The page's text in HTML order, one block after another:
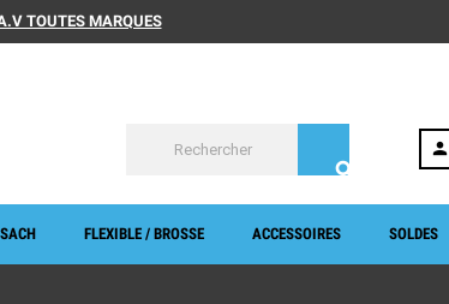
TOUTES MARQUES
search
person
SACH FLEXIBLE / BROSSE ACCESSOIRES SOLDES